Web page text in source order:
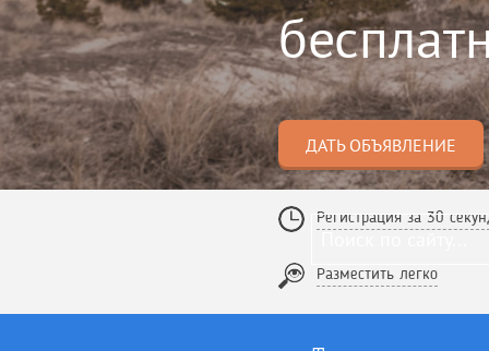
ДАТЬ ОБЪЯВЛЕНИЕ
Регистрация за 30
Разместить легко